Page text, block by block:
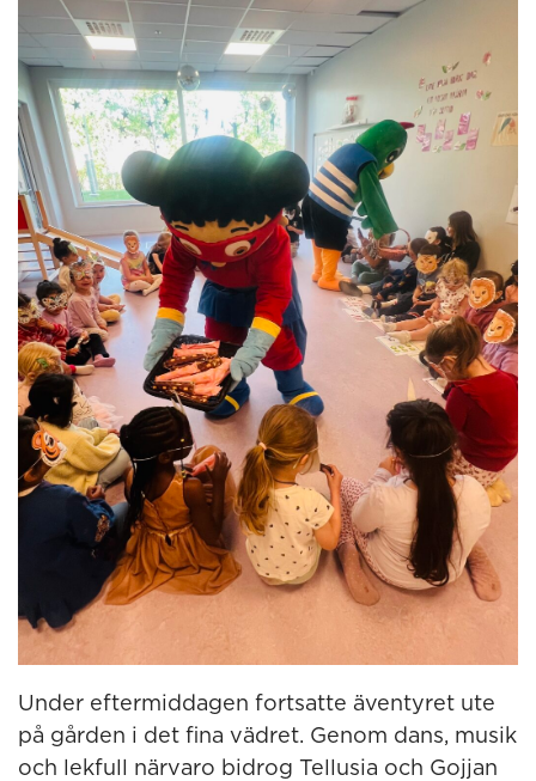
Under eftermiddagen fortsatte äventyret ute
på gården i det fina vädret. Genom dans, musik
och lekfull närvaro bidrog Tellusia och Gojjan